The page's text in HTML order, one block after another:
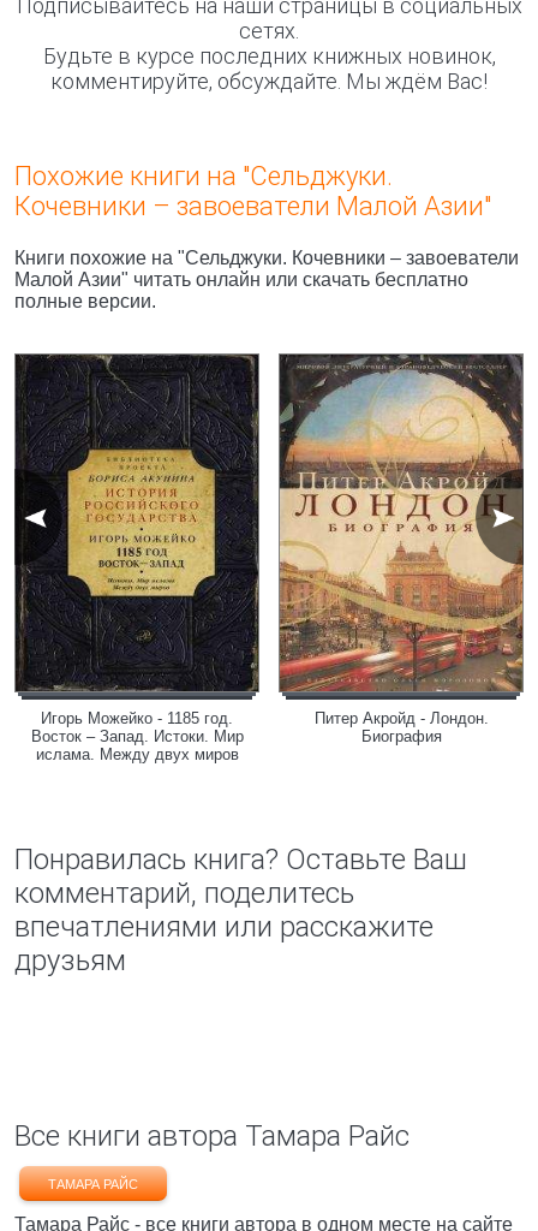
Подписывайтесь на наши страницы в социальных
сетях.
Будьте в курсе последних книжных новинок,
комментируйте, обсуждайте. Мы ждём Вас!
Похожие книги на "Сельджуки.
Кочевники – завоеватели Малой Азии"
Книги похожие на "Сельджуки. Кочевники – завоеватели
Малой Азии" читать онлайн или скачать бесплатно
полные версии.
Игорь Можейко - 1185 год.
Восток – Запад. Истоки. Мир
ислама. Между двух миров
Питер Акройд - Лондон.
Биография
Понравилась книга? Оставьте Ваш
комментарий, поделитесь
впечатлениями или расскажите
друзьям
Все книги автора Тамара Райс
ТАМАРА РАЙС
Тамара Райс - все книги автора в одном месте на сайте